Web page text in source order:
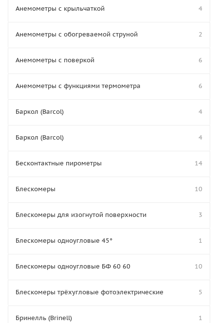
Анемометры с крыльчаткой 4
Анемометры с обогреваемой струной 2
Анемометры с поверкой 6
Анемометры с функциями термометра 6
Баркол (Barcol) 4
Баркол (Barcol) 4
Бесконтактные пирометры 14
Блескомеры 10
Блескомеры для изогнутой поверхности 3
Блескомеры одноугловые 45° 1
Блескомеры одноугловые БФ 60 60 10
Блескомеры трёхугловые фотоэлектрические 5
Бринелль (Brinell) 1